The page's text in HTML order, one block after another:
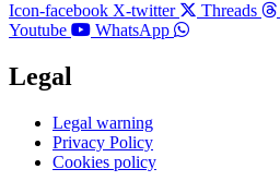
Icon-facebook X-twitter Threads
Youtube
WhatsApp
Legal
Main
Menu
Legal warning
Privacy Policy
Cookies policy